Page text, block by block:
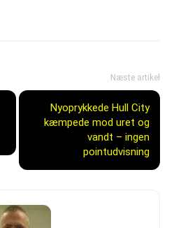
Næste artikel
Nyoprykkede Hull City
kæmpede mod uret og
vandt – ingen
pointudvisning